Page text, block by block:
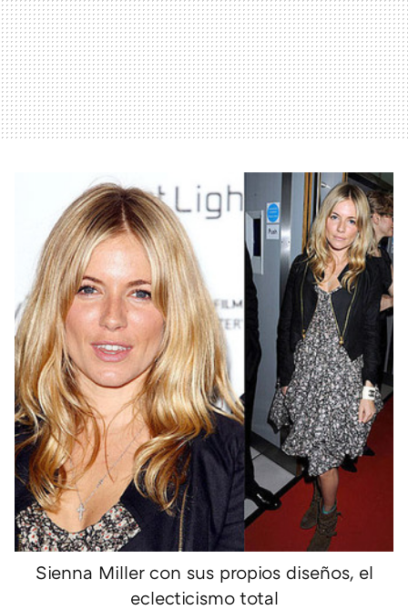
Sienna Miller con sus propios diseños, el
eclecticismo total